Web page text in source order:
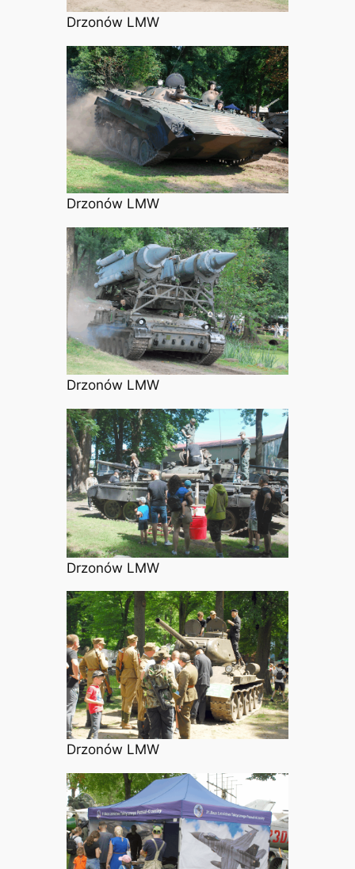
Drzonów LMW
Drzonów LMW
Drzonów LMW
Drzonów LMW
Drzonów LMW